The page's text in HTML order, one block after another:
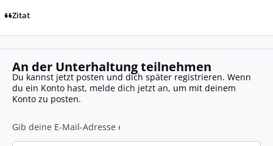
Zitat
An der Unterhaltung teilnehmen
Du kannst jetzt posten und dich später registrieren. Wenn
du ein Konto hast, melde dich jetzt an, um mit deinem
Konto zu posten.